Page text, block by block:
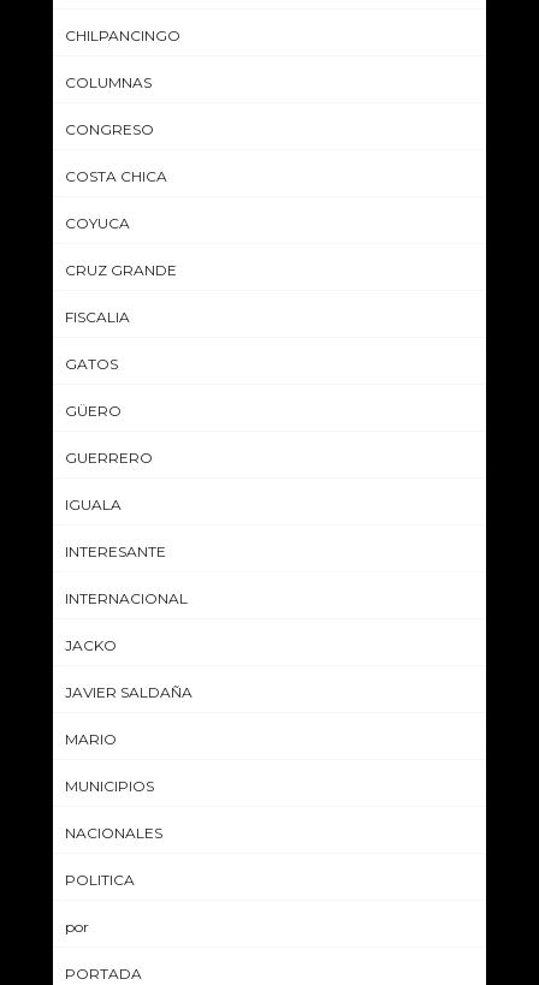
CHILPANCINGO
COLUMNAS
CONGRESO
COSTA CHICA
COYUCA
CRUZ GRANDE
FISCALIA
GATOS
GÜERO
GUERRERO
IGUALA
INTERESANTE
INTERNACIONAL
JACKO
JAVIER SALDAÑA
MARIO
MUNICIPIOS
NACIONALES
POLITICA
por
PORTADA